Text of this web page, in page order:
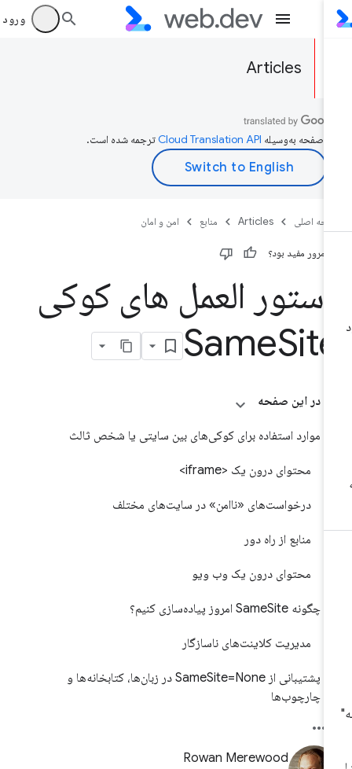
ورود به
Articles
صفحه به‌وسیله ترجمه شده است.
اصلی Articles منابع امن و امان
مرور مفید بود؟
العمل های کوکی
Same
در این صفحه
موارد استفاده برای کوکی‌های بین سایتی یا شخص ثالث
محتوای درون یک <iframe>
درخواست‌های «ناامن» در سایت‌های مختلف
منابع از راه دور
محتوای درون یک وب ویو
چگونه SameSite امروز پیاده‌سازی کنیم؟
مدیریت کلاینت‌های ناسازگار
پشتیبانی از SameSite=None در زبان‌ها، کتابخانه‌ها و
چارچوب‌ها
Rowan Merewood